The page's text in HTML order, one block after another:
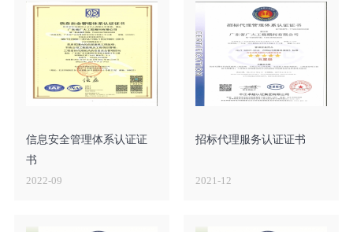
信息安全管理体系认证证
书
2022-09
招标代理服务认证证书
2021-12